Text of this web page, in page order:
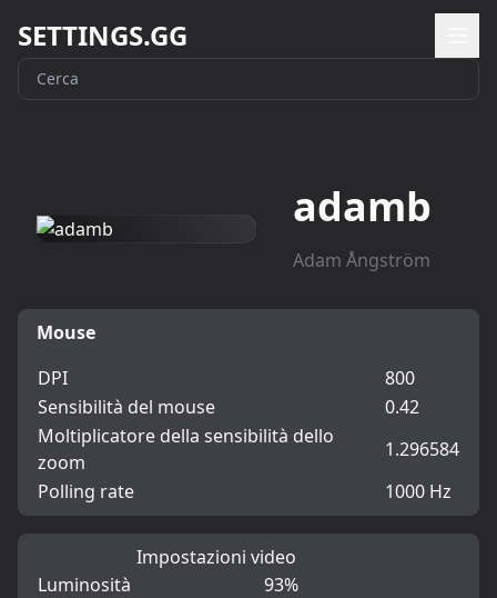
SETTINGS.GG
adamb
Adam Ångström
Mouse
DPI
800
Sensibilità del mouse
0.42
Moltiplicatore della sensibilità dello
zoom
1.296584
Polling rate
1000 Hz
Impostazioni video
Luminosità
93%